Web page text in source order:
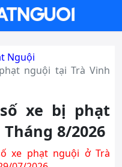
Nguội
nguội tại Trà Vinh
xe bị phạt
8/2026
xe phạt nguội ở Trà